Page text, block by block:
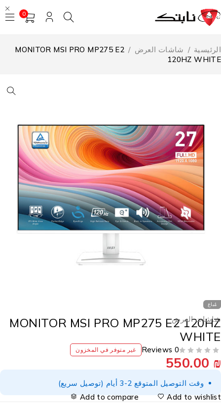
0
/ شاشات العرض
MONITOR MSI PRO MP275 E2
120HZ
مُباع
العرضMONITOR MSI PRO MP275 E2
0 Reviews غير متوفر في المخزون
550.00
وقت التوصيل المتوقع 2-3 أيام (توصيل سريع)
Add to
Add to compare